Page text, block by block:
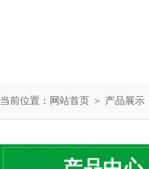
当前位置： 网站首页 ＞ 产品展示